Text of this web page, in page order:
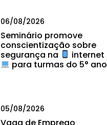
06/08/2026
Seminário promove
conscientização sobre
segurança na
internet
para turmas do 5° ano
05/08/2026